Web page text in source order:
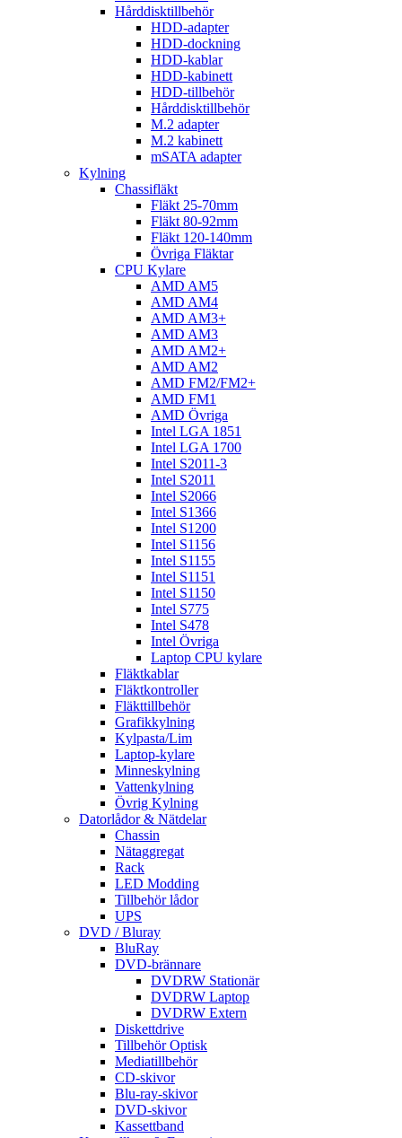
Hårddisktillbehör
HDD-adapter
HDD-dockning
HDD-kablar
HDD-kabinett
HDD-tillbehör
Hårddisktillbehör
M.2 adapter
M.2 kabinett
mSATA adapter
Kylning
Chassifläkt
Fläkt 25-70mm
Fläkt 80-92mm
Fläkt 120-140mm
Övriga Fläktar
CPU Kylare
AMD AM5
AMD AM4
AMD AM3+
AMD AM3
AMD AM2+
AMD AM2
AMD FM2/FM2+
AMD FM1
AMD Övriga
Intel LGA 1851
Intel LGA 1700
Intel S2011-3
Intel S2011
Intel S2066
Intel S1366
Intel S1200
Intel S1156
Intel S1155
Intel S1151
Intel S1150
Intel S775
Intel S478
Intel Övriga
Laptop CPU kylare
Fläktkablar
Fläktkontroller
Fläkttillbehör
Grafikkylning
Kylpasta/Lim
Laptop-kylare
Minneskylning
Vattenkylning
Övrig Kylning
Datorlådor & Nätdelar
Chassin
Nätaggregat
Rack
LED Modding
Tillbehör lådor
UPS
DVD / Bluray
BluRay
DVD-brännare
DVDRW Stationär
DVDRW Laptop
DVDRW Extern
Diskettdrive
Tillbehör Optisk
Mediatillbehör
CD-skivor
Blu-ray-skivor
DVD-skivor
Kassettband